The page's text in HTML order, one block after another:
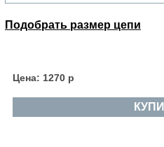
Подобрать размер цепи
Цена: 1270 р